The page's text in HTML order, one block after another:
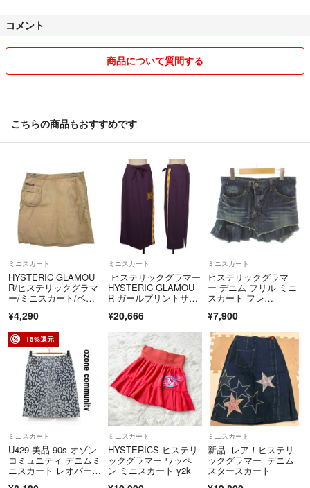
※切りっぱなしの為、デニムの端が元から解れています
い。
【注意事項】
のある方はご遠慮下さい。
※写真や商品説明では分からないことがありましたら、遠慮なくご質問
下さい。
コメント
商品について質問する
こちらの商品もおすすめです
ミニスカート
HYSTERIC GLAMOU
R/ヒステリックグラマ
ー/ミニスカート/ベー
ス/FC3701
¥4,290
ミニスカート
ヒステリックグラマー
HYSTERIC GLAMOU
R ガールプリントサイ
ト 紫黄他F
¥20,666
ミニスカート
ヒステリックグラマ
ー デニム フリル ミニ
スカート フレ
¥7,900
15%還元
ミニスカート
U429 美品 90s オゾン
コミュニティ デニムミ
ニスカート レオパード
ミニスカート
HYSTERICS ヒステリ
ックグラマー ワッペ
ン ミニスカート y2k
ミニスカート
新品 レア！ヒステリ
ックグラマー デニム
スタースカート